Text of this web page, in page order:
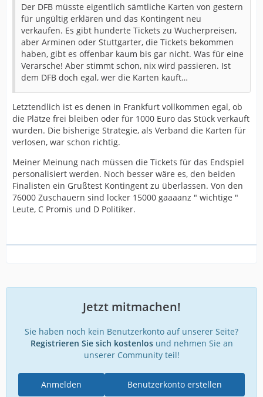
Der DFB müsste eigentlich sämtliche Karten von gestern
für ungültig erklären und das Kontingent neu
verkaufen. Es gibt hunderte Tickets zu Wucherpreisen,
aber Arminen oder Stuttgarter, die Tickets bekommen
haben, gibt es offenbar kaum bis gar nicht. Was für eine
Verarsche! Aber stimmt schon, nix wird passieren. Ist
dem DFB doch egal, wer die Karten kauft…
Letztendlich ist es denen in Frankfurt vollkommen egal, ob
die Plätze frei bleiben oder für 1000 Euro das Stück verkauft
wurden. Die bisherige Strategie, als Verband die Karten für
verlosen, war schon richtig.
Meiner Meinung nach müssen die Tickets für das Endspiel
personalisiert werden. Noch besser wäre es, den beiden
Finalisten ein Grußtest Kontingent zu überlassen. Von den
76000 Zuschauern sind locker 15000 gaaaanz " wichtige "
Leute, C Promis und D Politiker.
Jetzt mitmachen!
Sie haben noch kein Benutzerkonto auf unserer Seite?
Registrieren Sie sich kostenlosund nehmen Sie an
unserer Community teil!
Benutzerkonto erstellen
Anmelden